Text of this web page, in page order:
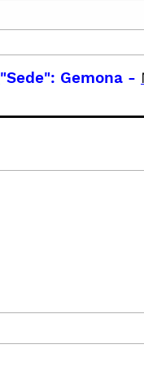
"Sede": Gemona -